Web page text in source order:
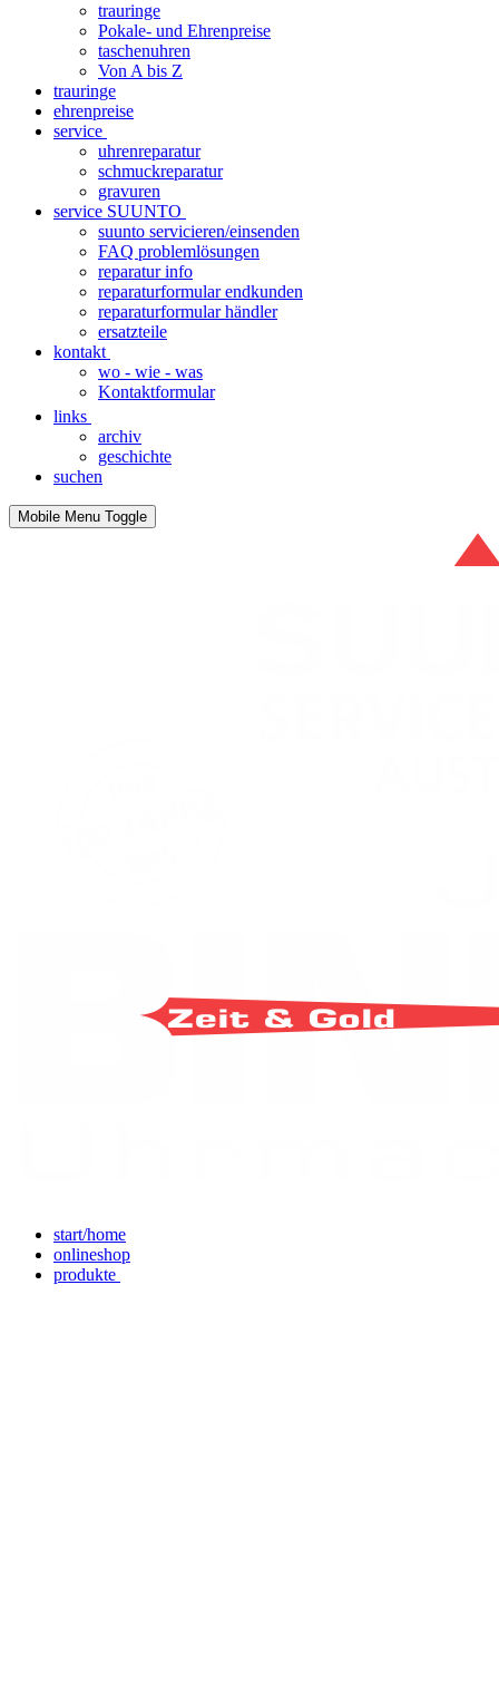
trauringe
Pokale- und Ehrenpreise
taschenuhren
Von A bis Z
trauringe
ehrenpreise
service
uhrenreparatur
schmuckreparatur
gravuren
service SUUNTO
suunto servicieren/einsenden
FAQ problemlösungen
reparatur info
reparaturformular endkunden
reparaturformular händler
ersatzteile
kontakt
wo - wie - was
Kontaktformular
links
archiv
geschichte
suchen
Mobile Menu Toggle
start/home
onlineshop
produkte